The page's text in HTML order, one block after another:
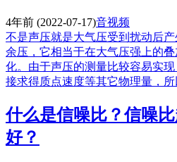
4年前 (2022-07-17)音视频
不是声压就是大气压受到扰动后
余压，它相当于在大气压强上的
化。由于声压的测量比较容易实
接求得质点速度等其它物理量，
什么是信噪比？信噪
好？